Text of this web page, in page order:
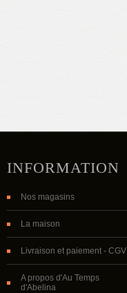
INFORMATION
Nos magasins
La maison
Livraison et paiement - CGV
A propos d'Au Temps
d'Abelina